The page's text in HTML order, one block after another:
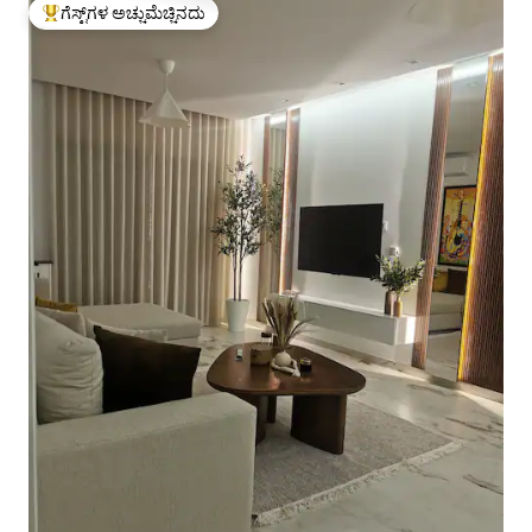
ಗೆಸ್ಟ್‌ಗಳಿಗೆ ಅತಿ ಹೆಚ್ಚು ಅಚ್ಚುಮೆಚ್ಚಿನದು
ಗೆಸ್ಟ್‌ಗಳ ಅಚ್ಚುಮೆಚ್ಚಿನದು